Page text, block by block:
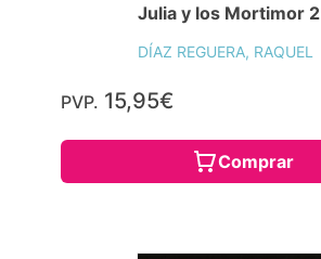
Julia y los Mortimor 2
DÍAZ REGUERA, RAQUEL
PVP. 15,95€
Comprar